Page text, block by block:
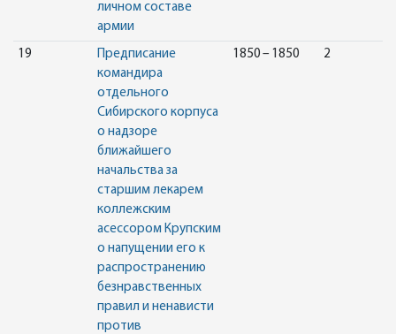
личном составе
армии
19
Предписание
командира
отдельного
Сибирского корпуса
о надзоре
ближайшего
начальства за
старшим лекарем
коллежским
асессором Крупским
о напущении его к
распространению
безнравственных
правил и ненависти
против
1850 – 1850 2